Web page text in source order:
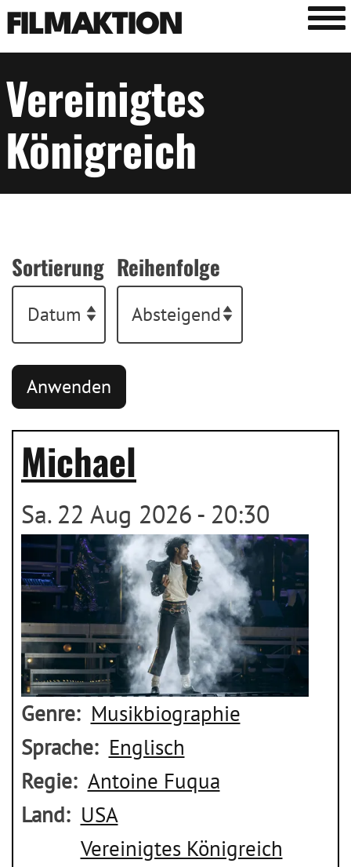
FILMAKTION
Vereinigtes
Königreich
Sortierung Reihenfolge
Michael
Sa. 22 Aug 2026 - 20:30
Genre
Musikbiographie
Sprache
Englisch
Regie Antoine Fuqua
Land
USA
Vereinigtes Königreich